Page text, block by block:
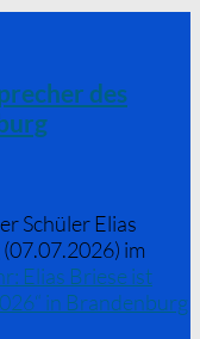
des
Schüler Elias
im
: Elias Briese ist
in Brandenburg